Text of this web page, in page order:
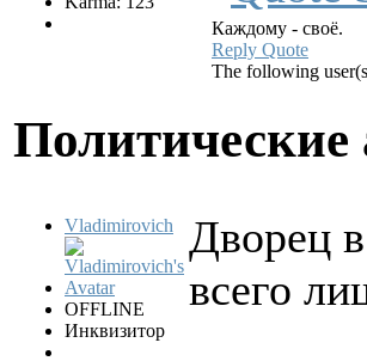
Каждому - своё.
Reply Quote
The following
Vladimirovich
OFFLINE
Инквизитор
Дворец
всего